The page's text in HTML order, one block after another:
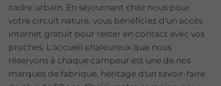
cadre urbain. En séjournant chez nous pour
votre circuit nature, vous bénéficiez d'un accès
internet gratuit pour rester en contact avec vos
proches. L'accueil chaleureux que nous
réservons à chaque campeur est une de nos
marques de fabrique, héritage d'un savoir-faire